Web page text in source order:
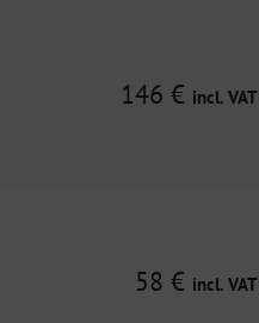
146 € incl. VAT
58 € incl. VAT